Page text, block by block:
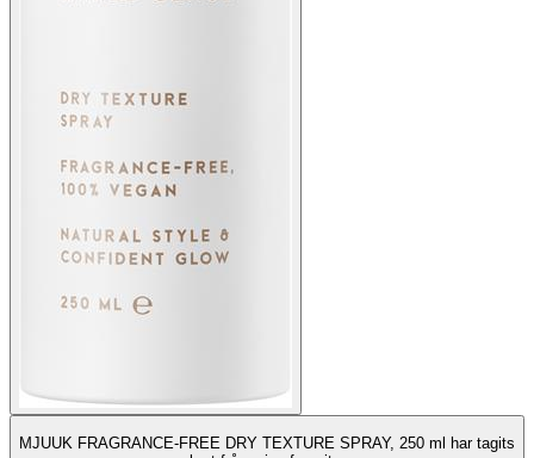
MJUUK FRAGRANCE-FREE DRY TEXTURE SPRAY, 250 ml har tagits